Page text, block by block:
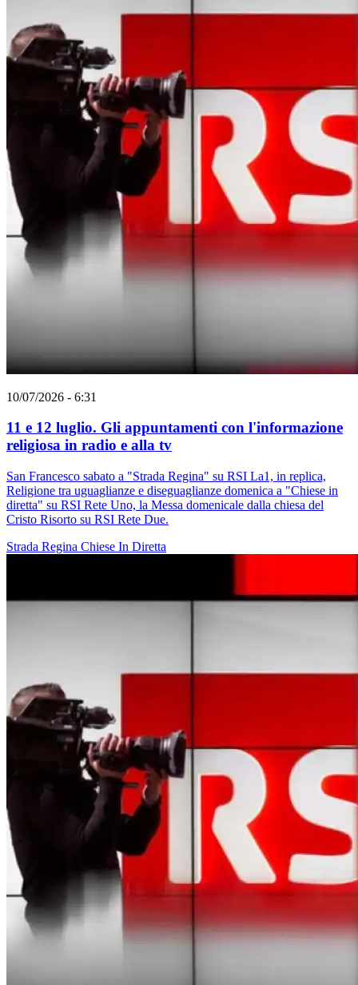
10/07/2026 - 6:31
11 e 12 luglio. Gli appuntamenti con l'informazione
religiosa in radio e alla tv
San Francesco sabato a "Strada Regina" su RSI La1, in replica,
Religione tra uguaglianze e diseguaglianze domenica a "Chiese in
diretta" su RSI Rete Uno, la Messa domenicale dalla chiesa del
Cristo Risorto su RSI Rete Due.
Strada Regina Chiese In Diretta